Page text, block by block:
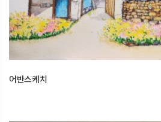
2026.01.04오산한국문화센터
어반스케치